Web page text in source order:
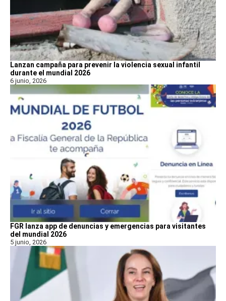
Lanzan campaña para prevenir la violencia sexual infantil
durante el mundial 2026
6 junio, 2026
FGR lanza app de denuncias y emergencias para visitantes
del mundial 2026
5 junio, 2026